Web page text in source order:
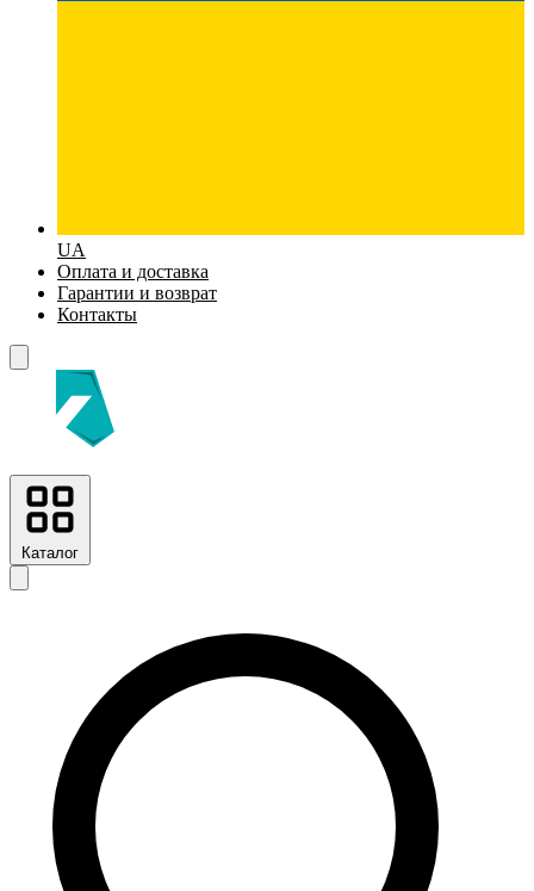
UA
Оплата и доставка
Гарантии и возврат
Контакты
Каталог